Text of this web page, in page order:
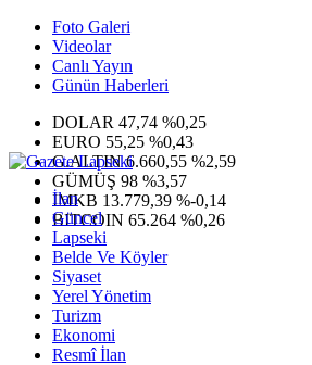
Foto Galeri
Videolar
Canlı Yayın
Günün Haberleri
DOLAR 47,74 %0,25
EURO 55,25 %0,43
G.ALTIN6.660,55 %2,59
GÜMÜŞ 98 %3,57
IMKB 13.779,39 %-0,14
BITCOIN 65.264 %0,26
İlan
Güncel
Lapseki
Belde Ve Köyler
Siyaset
Yerel Yönetim
Turizm
Ekonomi
Resmî İlan